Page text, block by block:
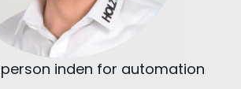
inden for automation